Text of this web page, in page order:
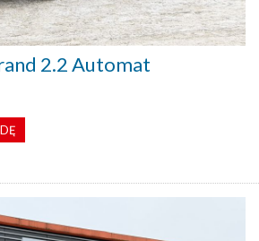
2.2 Automat